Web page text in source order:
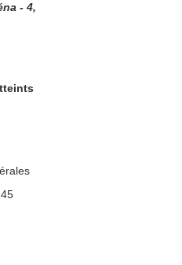
- 4,